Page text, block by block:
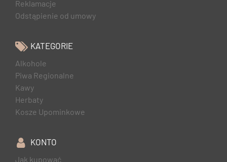
Reklamacje
Odstąpienie od umowy
KATEGORIE
Alkohole
Piwa Regionalne
Kawy
Herbaty
Kosze Upominkowe
KONTO
Jak kupować